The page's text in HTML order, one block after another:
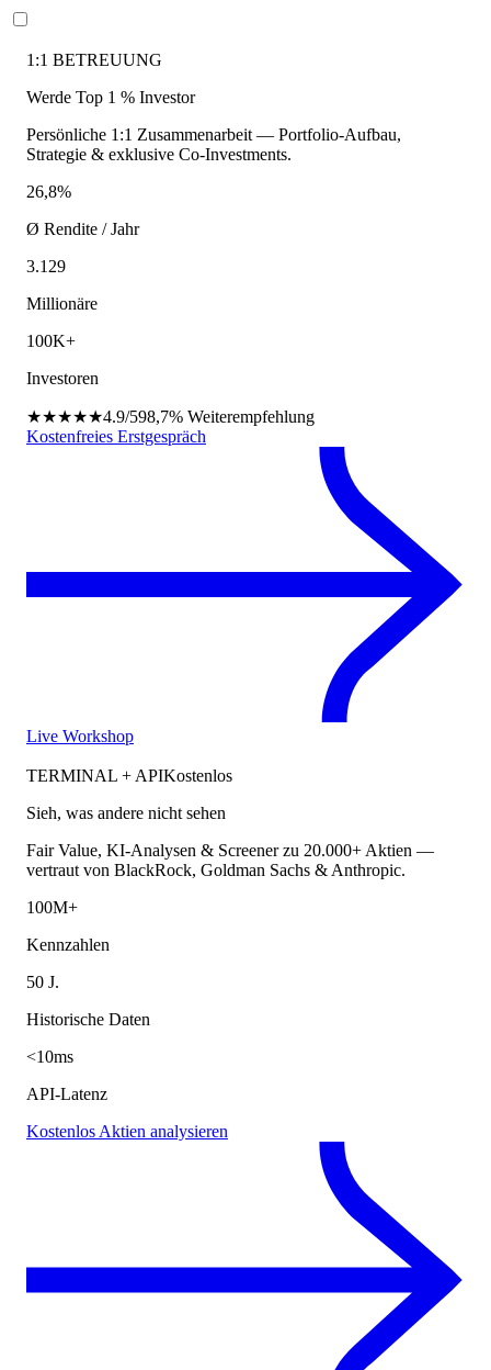
1:1 BETREUUNG
Werde Top 1 % Investor
Persönliche 1:1 Zusammenarbeit — Portfolio-Aufbau,
Strategie & exklusive Co-Investments.
26,8%
Ø Rendite / Jahr
3.129
Millionäre
100K+
Investoren
★★★★★4.9/598,7% Weiterempfehlung
Kostenfreies Erstgespräch
Live Workshop
TERMINAL + APIKostenlos
Sieh, was andere nicht sehen
Fair Value, KI-Analysen & Screener zu 20.000+ Aktien —
vertraut von BlackRock, Goldman Sachs & Anthropic.
100M+
Kennzahlen
50 J.
Historische Daten
<10ms
API-Latenz
Kostenlos Aktien analysieren